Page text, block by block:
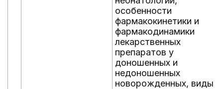
особенности
фармакокинетики и
фармакодинамики
лекарственных
препаратов у
доношенных и
недоношенных
новорожденных, виды